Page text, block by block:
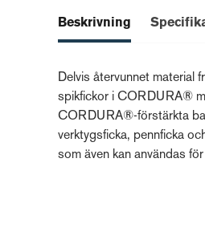
Beskrivning
Delvis återvunnet material
spikfickor i CORDURA®
CORDURA®-förstärkta
verktygsficka, pennficka
som även kan användas